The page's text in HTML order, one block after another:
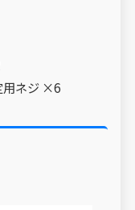
用ネジ ×6